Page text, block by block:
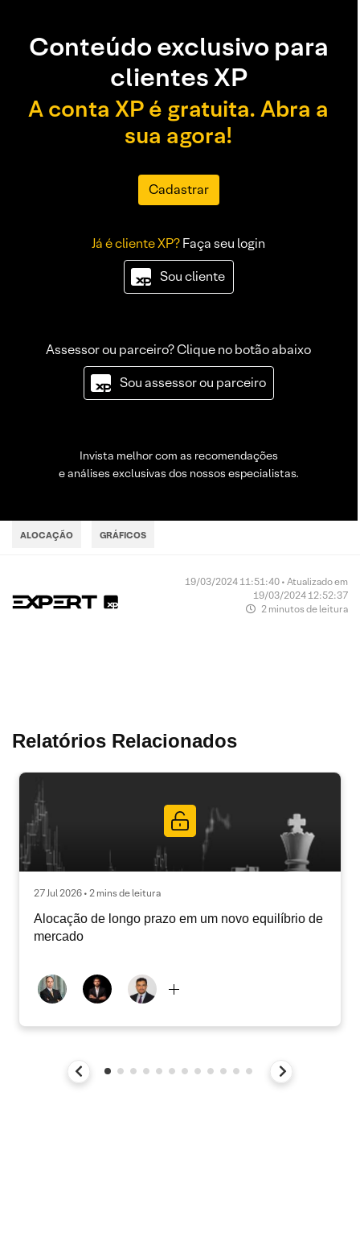
Conteúdo exclusivo para
clientes XP
A conta XP é gratuita. Abra a
sua agora!
Cadastrar
Já é cliente XP?Faça seu login
Sou cliente
Assessor ou parceiro? Clique no botão abaixo
Sou assessor ou parceiro
Invista melhor com as recomendações
e análises exclusivas dos nossos especialistas.
ALOCAÇÃO GRÁFICOS
19/03/2024 11:51:40 • Atualizado em
19/03/2024 12:52:37
2 minutos de leitura
Relatórios Relacionados
27 Jul 2026 • 2 mins de leitura
Alocação de longo prazo em um novo equilíbrio de
mercado